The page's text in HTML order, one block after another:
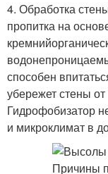
4. Обработка
пропитка на
способен
убережет стены
Гидрофобизатор
и микроклимат в